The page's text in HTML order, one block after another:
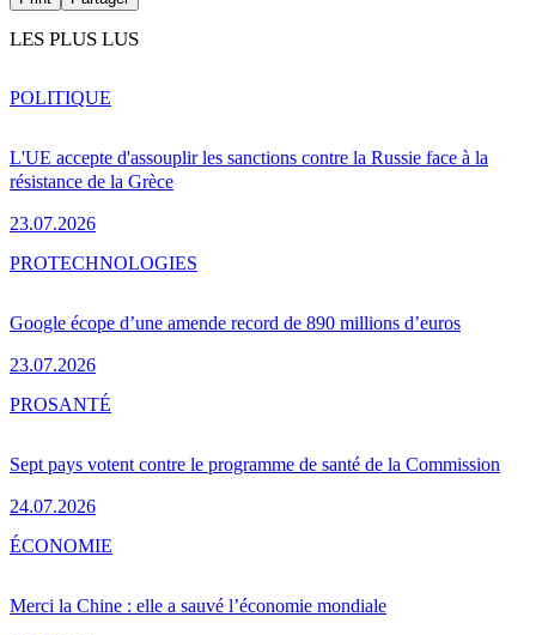
LES PLUS LUS
L'UE accepte d'assouplir les sanctions contre la Russie face à la
résistance de la Grèce
23.07.2026
POLITIQUE
Google écope d’une amende record de 890 millions d’euros
23.07.2026
PROTECHNOLOGIES
Sept pays votent contre le programme de santé de la Commission
24.07.2026
PROSANTÉ
Merci la Chine : elle a sauvé l’économie mondiale
ÉCONOMIE